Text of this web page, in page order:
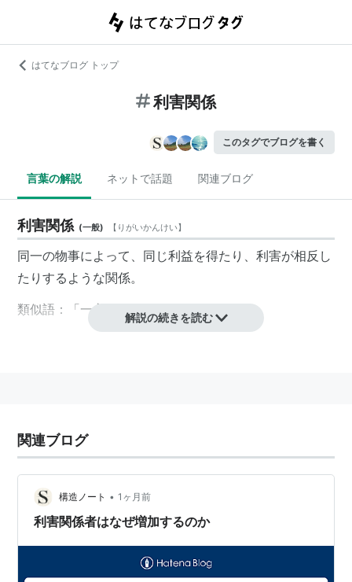
はてなブログ トップ
利害関係
このタグでブログを書く
言葉の解説 ネットで話題 関連ブログ
利害関係 (一般) 【 りがいかんけい】
同一の物事によって、同じ利益を得たり、利害が相反し
たりするような関係。
類似語：「一心同体」
解説の続きを読む
関連ブログ
構造ノート • 1ヶ月前
利害関係者はなぜ増加するのか